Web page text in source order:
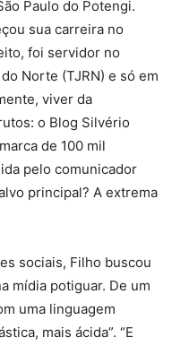
Paulo do Potengi.
sua carreira no
foi servidor no
Norte (TJRN) e só em
viver da
o Blog Silvério
de 100 mil
pelo comunicador
principal? A extrema
sociais, Filho buscou
mídia potiguar. De um
uma linguagem
mais ácida”. “E